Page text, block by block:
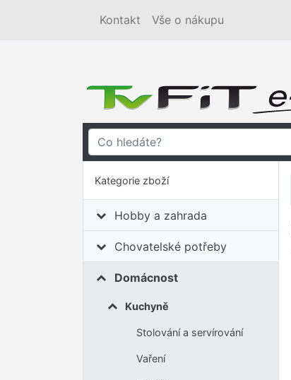
Kontakt Vše o nákupu
Kategorie zboží
Hobby a zahrada
Chovatelské potřeby
Domácnost
Kuchyně
Stolování a servírování
Vaření